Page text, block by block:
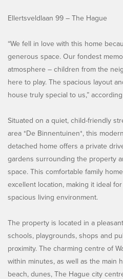
Ellertsveldlaan 99 – The Hague
“We fell in love with this home
generous space. Our fondest
atmosphere – children from the
here to play. The spacious layout
house truly special to us,”
Situated on a quiet, child-friendly
area *De Binnentuinen*, this
detached home offers a private
gardens surrounding the property
space. This comfortable family
excellent location, making it ideal
spacious living environment.
The property is located in a
schools, playgrounds, shops and
proximity. The charming centre of
within minutes, as well as the main
beach, dunes, The Hague city